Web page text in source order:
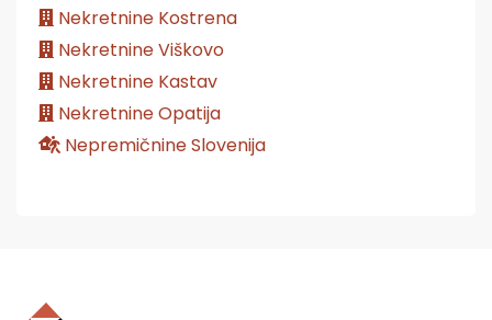
Nekretnine Kostrena
Nekretnine Viškovo
Nekretnine Kastav
Nekretnine Opatija
Nepremičnine Slovenija